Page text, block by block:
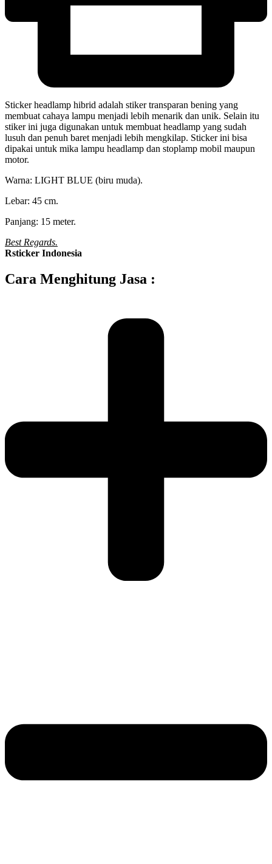
Sticker headlamp hibrid adalah stiker transparan bening yang
membuat cahaya lampu menjadi lebih menarik dan unik. Selain itu
stiker ini juga digunakan untuk membuat headlamp yang sudah
lusuh dan penuh baret menjadi lebih mengkilap. Sticker ini bisa
dipakai untuk mika lampu headlamp dan stoplamp mobil maupun
motor.
Warna: LIGHT BLUE (biru muda).
Lebar: 45 cm.
Panjang: 15 meter.
Best Regards.
Rsticker Indonesia
Cara Menghitung Jasa :